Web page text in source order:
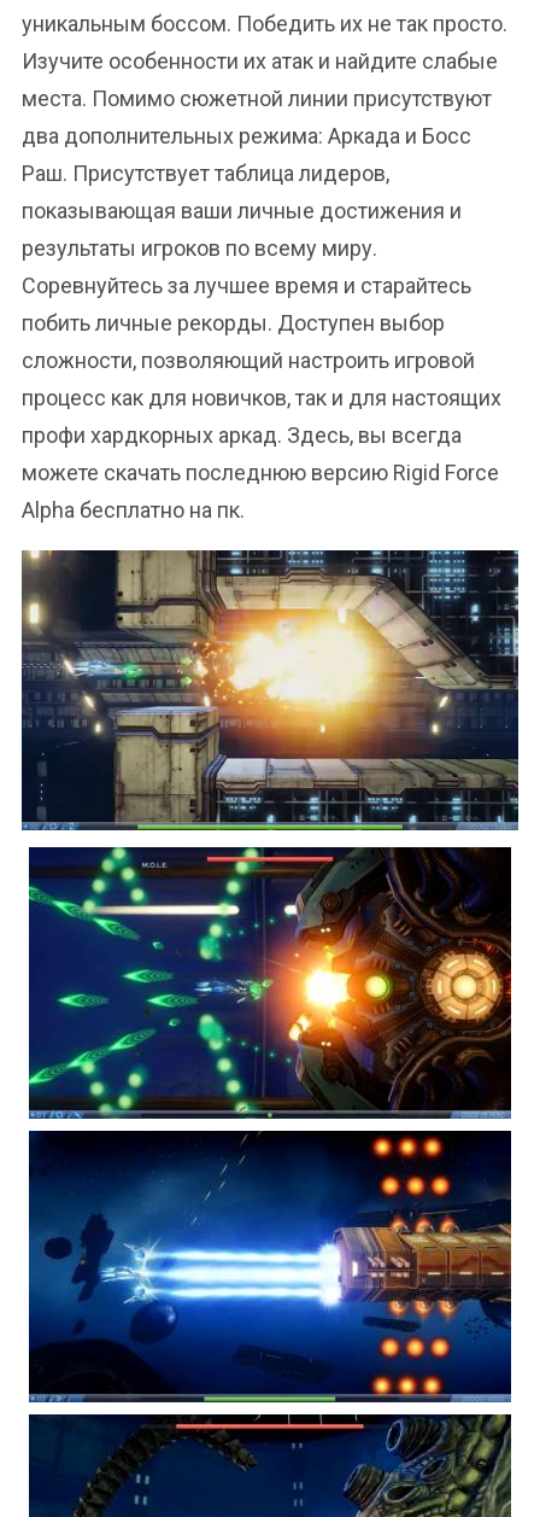
уникальным боссом. Победить их не так просто.
Изучите особенности их атак и найдите слабые
места. Помимо сюжетной линии присутствуют
два дополнительных режима: Аркада и Босс
Раш. Присутствует таблица лидеров,
показывающая ваши личные достижения и
результаты игроков по всему миру.
Соревнуйтесь за лучшее время и старайтесь
побить личные рекорды. Доступен выбор
сложности, позволяющий настроить игровой
процесс как для новичков, так и для настоящих
профи хардкорных аркад. Здесь, вы всегда
можете скачать последнюю версию Rigid Force
Alpha бесплатно на пк.